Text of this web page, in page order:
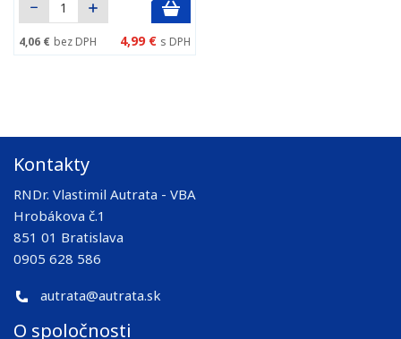
4,06 € bez DPH 4,99 € s DPH
Kontakty
RNDr. Vlastimil Autrata - VBA
Hrobákova č.1
851 01 Bratislava
0905 628 586
autrata@autrata.sk
O spoločnosti